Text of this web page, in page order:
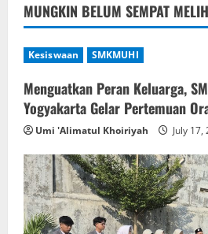
MUNGKIN BELUM SEMPAT
Kesiswaan SMKMUHI
Menguatkan Peran Keluarga,
Yogyakarta Gelar Pertemuan
Umi 'Alimatul Khoiriyah July 17,